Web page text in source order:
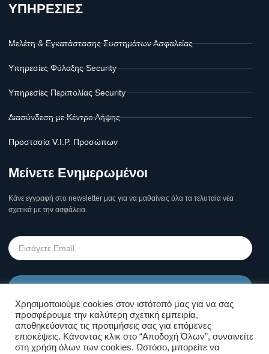
ΥΠΗΡΕΣΙΕΣ
Μελέτη & Εγκατάστασης Συστημάτων Ασφαλείας
Υπηρεσίες Φύλαξης Security
Υπηρεσίες Περιπολίας Security
Διασύνδεση με Κέντρο Λήψης
Προστασία V.I.P. Προσώπων
Μείνετε Ενημερωμένοι
Κάνε εγγραφή στο newsletter μας για να μαθαίνεις όλα τα τελυταία νέα
σχετικά με την ασφάλεια.
Όροι Χρήσης Σελίδας & Πολιτική
Απορρήτου
Χρησιμοποιούμε cookies στον ιστότοπό μας για να σας
προσφέρουμε την καλύτερη σχετική εμπειρία,
αποθηκεύοντας τις προτιμήσεις σας για επόμενες
επισκέψεις. Κάνοντας κλικ στο “Αποδοχή Όλων”, συναινείτε
στη χρήση όλων των cookies. Ωστόσο, μπορείτε να